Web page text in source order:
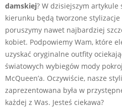
damskiej? W dzisiejszym
kierunku będą tworzone
poruszymy nawet najbardziej
kobiet. Podpowiemy Wam, które
uzyskać oryginalne outfity
światowych wybiegów mody
McQueen’a. Oczywiście, nasze
zaprezentowana była w
każdej z Was. Jesteś ciekawa?